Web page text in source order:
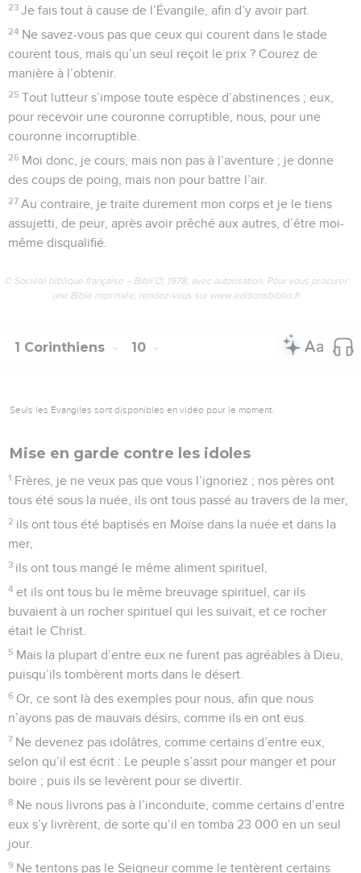
23 Je fais tout à cause de l’Évangile, afin d’y avoir part.
24 Ne savez-vous pas que ceux qui courent dans le stade
courent tous, mais qu’un seul reçoit le prix ? Courez de
manière à l’obtenir.
25 Tout lutteur s’impose toute espèce d’abstinences ; eux,
pour recevoir une couronne corruptible, nous, pour une
couronne incorruptible.
26 Moi donc, je cours, mais non pas à l’aventure ; je donne
des coups de poing, mais non pour battre l’air.
27 Au contraire, je traite durement mon corps et je le tiens
assujetti, de peur, après avoir prêché aux autres, d’être moi-
même disqualifié.
© Société biblique française – Bibli’O, 1978, avec autorisation. Pour vous procurer
une Bible imprimée, rendez-vous sur www.editionsbiblio.fr
1 Corinthiens 10
Seuls les Évangiles sont disponibles en vidéo pour le moment.
Mise en garde contre les idoles
1 Frères, je ne veux pas que vous l’ignoriez ; nos pères ont
tous été sous la nuée, ils ont tous passé au travers de la mer,
2 ils ont tous été baptisés en Moïse dans la nuée et dans la
mer,
3 ils ont tous mangé le même aliment spirituel,
4 et ils ont tous bu le même breuvage spirituel, car ils
buvaient à un rocher spirituel qui les suivait, et ce rocher
était le Christ.
5 Mais la plupart d’entre eux ne furent pas agréables à Dieu,
puisqu’ils tombèrent morts dans le désert.
6 Or, ce sont là des exemples pour nous, afin que nous
n’ayons pas de mauvais désirs, comme ils en ont eus.
7 Ne devenez pas idolâtres, comme certains d’entre eux,
selon qu’il est écrit : Le peuple s’assit pour manger et pour
boire ; puis ils se levèrent pour se divertir.
8 Ne nous livrons pas à l’inconduite, comme certains d’entre
eux s’y livrèrent, de sorte qu’il en tomba 23 000 en un seul
jour.
9 Ne tentons pas le Seigneur comme le tentèrent certains